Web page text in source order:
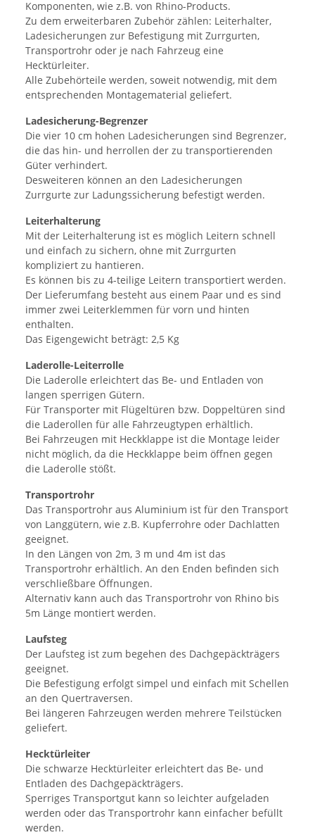
Komponenten, wie z.B. von Rhino-Products.
Zu dem erweiterbaren Zubehör zählen: Leiterhalter,
Ladesicherungen zur Befestigung mit Zurrgurten,
Transportrohr oder je nach Fahrzeug eine
Hecktürleiter.
Alle Zubehörteile werden, soweit notwendig, mit dem
entsprechenden Montagematerial geliefert.
Ladesicherung-Begrenzer
Die vier 10 cm hohen Ladesicherungen sind Begrenzer,
die das hin- und herrollen der zu transportierenden
Güter verhindert.
Desweiteren können an den Ladesicherungen
Zurrgurte zur Ladungssicherung befestigt werden.
Leiterhalterung
Mit der Leiterhalterung ist es möglich Leitern schnell
und einfach zu sichern, ohne mit Zurrgurten
kompliziert zu hantieren.
Es können bis zu 4-teilige Leitern transportiert werden.
Der Lieferumfang besteht aus einem Paar und es sind
immer zwei Leiterklemmen für vorn und hinten
enthalten.
Das Eigengewicht beträgt: 2,5 Kg
Laderolle-Leiterrolle
Die Laderolle erleichtert das Be- und Entladen von
langen sperrigen Gütern.
Für Transporter mit Flügeltüren bzw. Doppeltüren sind
die Laderollen für alle Fahrzeugtypen erhältlich.
Bei Fahrzeugen mit Heckklappe ist die Montage leider
nicht möglich, da die Heckklappe beim öffnen gegen
die Laderolle stößt.
Transportrohr
Das Transportrohr aus Aluminium ist für den Transport
von Langgütern, wie z.B. Kupferrohre oder Dachlatten
geeignet.
In den Längen von 2m, 3 m und 4m ist das
Transportrohr erhältlich. An den Enden befinden sich
verschließbare Öffnungen.
Alternativ kann auch das Transportrohr von Rhino bis
5m Länge montiert werden.
Laufsteg
Der Laufsteg ist zum begehen des Dachgepäckträgers
geeignet.
Die Befestigung erfolgt simpel und einfach mit Schellen
an den Quertraversen.
Bei längeren Fahrzeugen werden mehrere Teilstücken
geliefert.
Hecktürleiter
Die schwarze Hecktürleiter erleichtert das Be- und
Entladen des Dachgepäckträgers.
Sperriges Transportgut kann so leichter aufgeladen
werden oder das Transportrohr kann einfacher befüllt
werden.